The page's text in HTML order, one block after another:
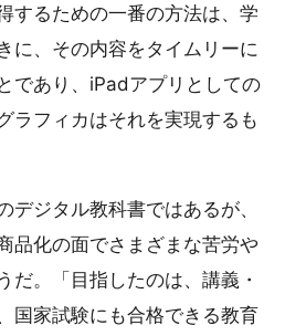
するための一番の方法は、学
に、その内容をタイムリーに
であり、iPadアプリとしての
ラフィカはそれを実現するも
デジタル教科書ではあるが、
品化の面でさまざまな苦労や
だ。「目指したのは、講義・
国家試験にも合格できる教育